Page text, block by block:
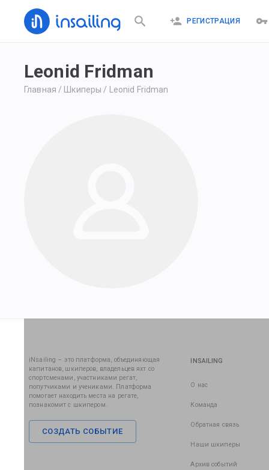
РЕГИСТРАЦИЯ
Leonid Fridman
Главная / Шкиперы / Leonid Fridman
iNsailing – это платформа, объединяющая
капитанов, шкиперов, владельцев яхт со
спортсменами, участниками регат,
попутчиками и учениками. Платформа
помогает находить места на регате,
познакомит с шкипером.
СОЗДАТЬ СОБЫТИЕ
INSAILING
О нас
Команда
Обратная связь
Наши шкиперы
Архив событий